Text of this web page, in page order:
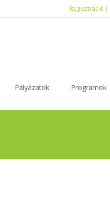
Regisztráció |
Pályázatok Programok